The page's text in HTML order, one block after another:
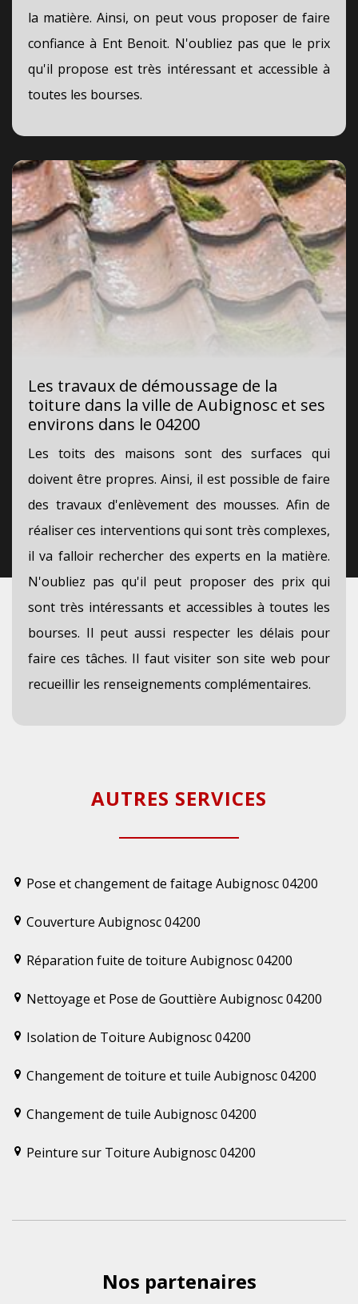
la matière. Ainsi, on peut vous proposer de faire
confiance à Ent Benoit. N'oubliez pas que le prix
qu'il propose est très intéressant et accessible à
toutes les bourses.
Les travaux de démoussage de la
toiture dans la ville de Aubignosc et ses
environs dans le 04200
Les toits des maisons sont des surfaces qui
doivent être propres. Ainsi, il est possible de faire
des travaux d'enlèvement des mousses. Afin de
réaliser ces interventions qui sont très complexes,
il va falloir rechercher des experts en la matière.
N'oubliez pas qu'il peut proposer des prix qui
sont très intéressants et accessibles à toutes les
bourses. Il peut aussi respecter les délais pour
faire ces tâches. Il faut visiter son site web pour
recueillir les renseignements complémentaires.
AUTRES SERVICES
Pose et changement de faitage Aubignosc 04200
Couverture Aubignosc 04200
Réparation fuite de toiture Aubignosc 04200
Nettoyage et Pose de Gouttière Aubignosc 04200
Isolation de Toiture Aubignosc 04200
Changement de toiture et tuile Aubignosc 04200
Changement de tuile Aubignosc 04200
Peinture sur Toiture Aubignosc 04200
Nos partenaires